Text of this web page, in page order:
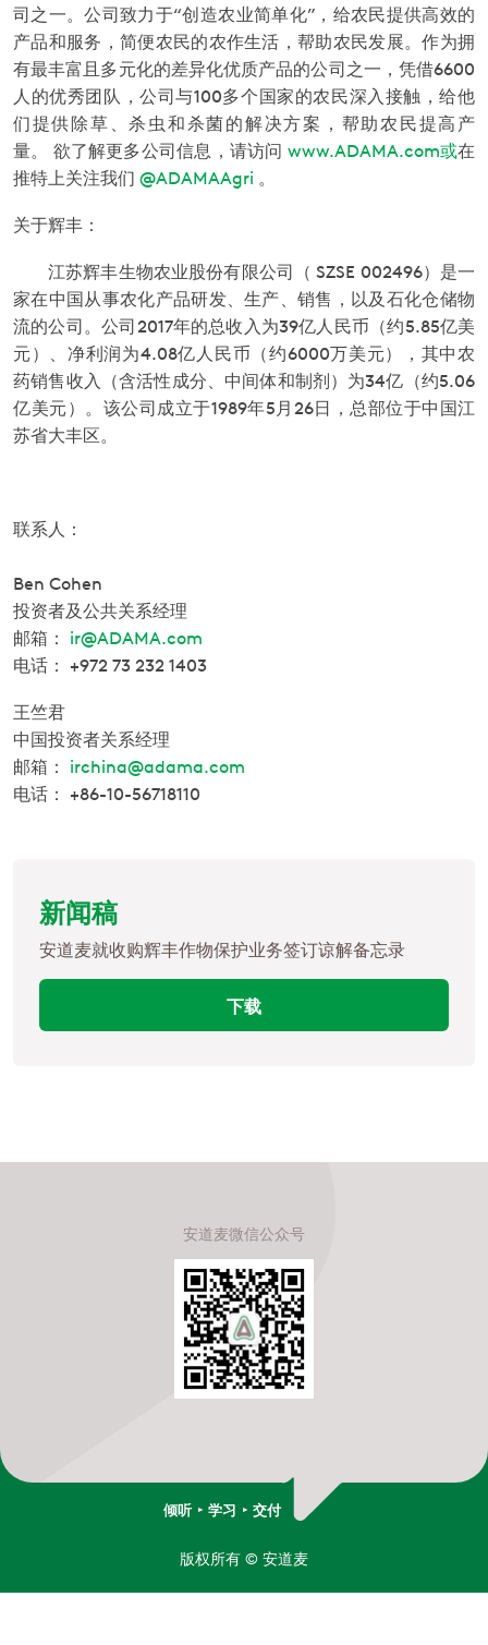
司之一。公司致力于“创造农业简单化”，给农民提供高效的
产品和服务，简便农民的农作生活，帮助农民发展。作为拥
有最丰富且多元化的差异化优质产品的公司之一，凭借6600
人的优秀团队，公司与100多个国家的农民深入接触，给他
们提供除草、杀虫和杀菌的解决方案，帮助农民提高产
量。
欲了解更多公司信息，请访问 www.ADAMA.com或在
推特上关注我们 @ADAMAAgri 。
关于辉丰：
江苏辉丰生物农业股份有限公司（ SZSE 002496）是一
家在中国从事农化产品研发、生产、销售，以及石化仓储物
流的公司。公司2017年的总收入为39亿人民币（约5.85亿美
元）、净利润为4.08亿人民币（约6000万美元），其中农
药销售收入（含活性成分、中间体和制剂）为34亿（约5.06
亿美元）。该公司成立于1989年5月26日，总部位于中国江
苏省大丰区。
联系人：
Ben Cohen
投资者及公共关系经理
邮箱： ir@ADAMA.com
电话： +972 73 232 1403
王竺君
中国投资者关系经理
邮箱： irchina@adama.com
电话： +86-10-56718110
新闻稿
安道麦就收购辉丰作物保护业务签订谅解备忘录
下载
安道麦微信公众号
倾听 学习 交付
版权所有 © 安道麦